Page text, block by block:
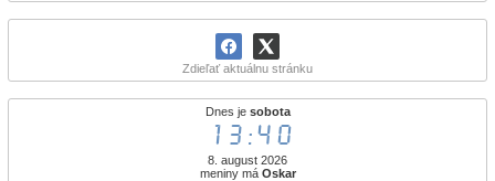
Zdieľať aktuálnu stránku
Dnes je sobota
13:40
8. august 2026
meniny má Oskar